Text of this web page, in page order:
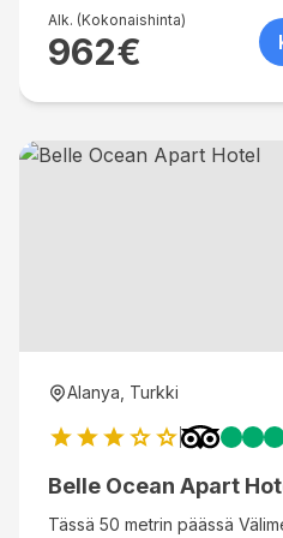
matka.
Alk. (Kokonaishinta)
962€
Alanya, Turkki
Belle Ocean Apart
Tässä 50 metrin päässä